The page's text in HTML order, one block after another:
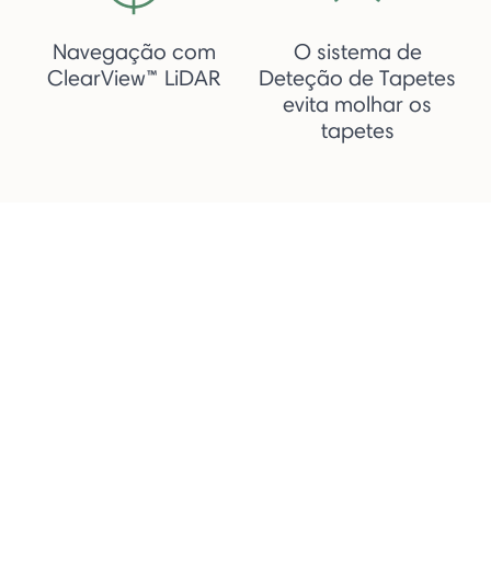
Navegação com
ClearView™ LiDAR
O sistema de
Deteção de Tapetes
evita molhar os
tapetes